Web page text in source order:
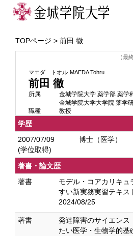
TOPページ > 前田 徹
（最
マエダ トオル MAEDA Tohru
前田 徹
所属
金城学院大学 薬学部 薬学
金城学院大学大学院 薬学
職種
教授
学歴
2007/07/09
(学位取得)
博士（医学）
著書・論文歴
著書
モデル・コアカリキ
すい新実務実習テキ
2024/08/25
著書
発達障害のサイエン
たい医学・生物学的基